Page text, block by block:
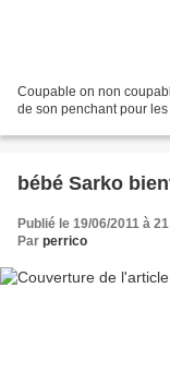
Coupable on non
de son penchant pour les
bébé Sarko
Publié le 19/06/2011 à
Par perrico